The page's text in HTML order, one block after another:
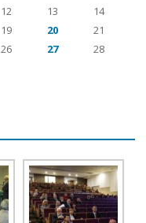
12 13
14
19 20
21
26 27
28